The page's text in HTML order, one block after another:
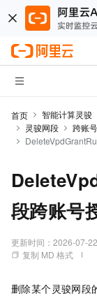
首页 智能计算灵骏
灵骏网段
跨账
段跨账号
更新时间： 2026-07-
复制 MD 格式
删除某个灵骏网段